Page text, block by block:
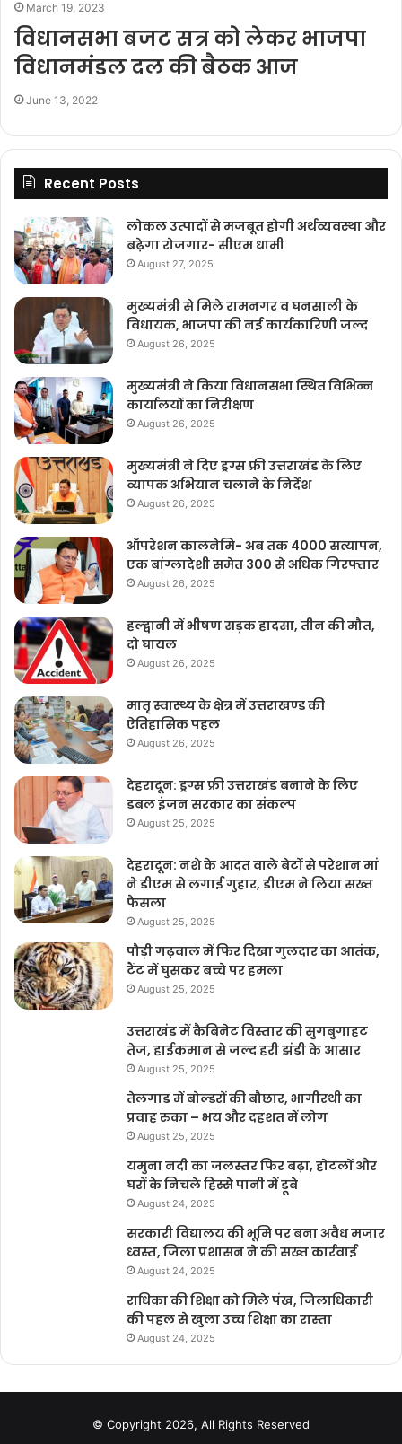
March 19, 2023
विधानसभा बजट सत्र को लेकर भाजपा
विधानमंडल दल की बैठक आज
June 13, 2022
Recent Posts
लोकल उत्पादों से मजबूत होगी अर्थव्यवस्था और
बढ़ेगा रोजगार- सीएम धामी
August 27, 2025
मुख्यमंत्री से मिले रामनगर व घनसाली के
विधायक, भाजपा की नई कार्यकारिणी जल्द
August 26, 2025
मुख्यमंत्री ने किया विधानसभा स्थित विभिन्न
कार्यालयों का निरीक्षण
August 26, 2025
मुख्यमंत्री ने दिए ड्रग्स फ्री उत्तराखंड के लिए
व्यापक अभियान चलाने के निर्देश
August 26, 2025
ऑपरेशन कालनेमि- अब तक 4000 सत्यापन,
एक बांग्लादेशी समेत 300 से अधिक गिरफ्तार
August 26, 2025
हल्द्वानी में भीषण सड़क हादसा, तीन की मौत,
दो घायल
August 26, 2025
मातृ स्वास्थ्य के क्षेत्र में उत्तराखण्ड की
ऐतिहासिक पहल
August 26, 2025
देहरादून: ड्रग्स फ्री उत्तराखंड बनाने के लिए
डबल इंजन सरकार का संकल्प
August 25, 2025
देहरादून: नशे के आदत वाले बेटों से परेशान मां
ने डीएम से लगाई गुहार, डीएम ने लिया सख्त
फैसला
August 25, 2025
पौड़ी गढ़वाल में फिर दिखा गुलदार का आतंक,
टैंट में घुसकर बच्चे पर हमला
August 25, 2025
उत्तराखंड में कैबिनेट विस्तार की सुगबुगाहट
तेज, हाईकमान से जल्द हरी झंडी के आसार
August 25, 2025
तेलगाड में बोल्डरों की बौछार, भागीरथी का
प्रवाह रुका – भय और दहशत में लोग
August 25, 2025
यमुना नदी का जलस्तर फिर बढ़ा, होटलों और
घरों के निचले हिस्से पानी में डूबे
August 24, 2025
सरकारी विद्यालय की भूमि पर बना अवैध मजार
ध्वस्त, जिला प्रशासन ने की सख्त कार्रवाई
August 24, 2025
राधिका की शिक्षा को मिले पंख, जिलाधिकारी
की पहल से खुला उच्च शिक्षा का रास्ता
August 24, 2025
© Copyright 2026, All Rights Reserved